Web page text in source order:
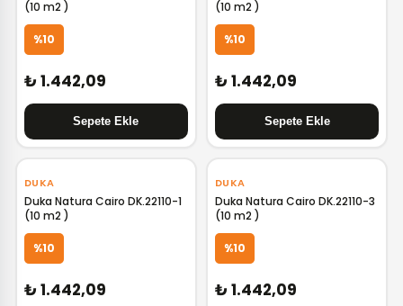
(10 m2 )
%10
₺ 1.442,09
(10 m2 )
%10
₺ 1.442,09
DUKA
Duka Natura Cairo DK.22110-1
(10 m2 )
%10
₺ 1.442,09
DUKA
Duka Natura Cairo DK.22110-3
(10 m2 )
%10
₺ 1.442,09